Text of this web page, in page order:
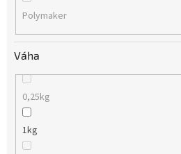
Polymaker
Váha
0,25kg
1kg